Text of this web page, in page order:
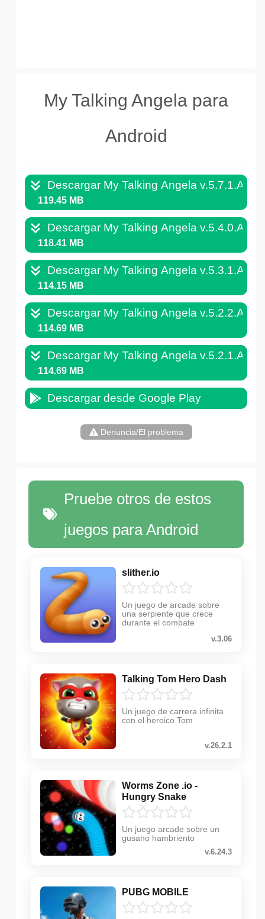
My Talking Angela para
Android
Descargar My Talking Angela v.5.7.1.APK
119.45 MB
Descargar My Talking Angela v.5.4.0.APK
118.41 MB
Descargar My Talking Angela v.5.3.1.APK
114.15 MB
Descargar My Talking Angela v.5.2.2.APK
114.69 MB
Descargar My Talking Angela v.5.2.1.APK
114.69 MB
Descargar desde Google Play
Denuncia/El problema
Pruebe otros de estos
juegos para Android
slither.io
Un juego de arcade sobre
una serpiente que crece
durante el combate
v.3.06
Talking Tom Hero Dash
Un juego de carrera infinita
con el heroico Tom
v.26.2.1
Worms Zone .io -
Hungry Snake
Un juego arcade sobre un
gusano hambriento
v.6.24.3
PUBG MOBILE